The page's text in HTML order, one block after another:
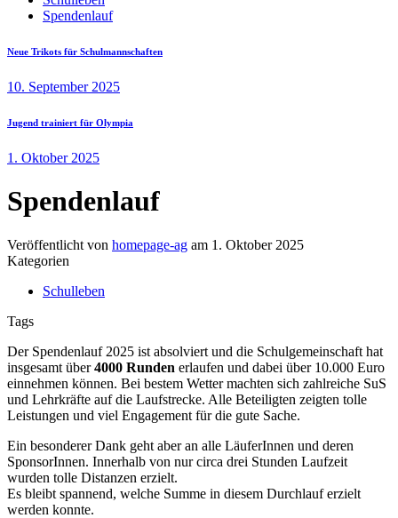
Spendenlauf
Neue Trikots für Schulmannschaften
10. September 2025
Jugend trainiert für Olympia
1. Oktober 2025
Spendenlauf
Veröffentlicht von homepage-ag am 1. Oktober 2025
Kategorien
Schulleben
Tags
Der Spendenlauf 2025 ist absolviert und die Schulgemeinschaft hat
insgesamt über4000 Runden erlaufen und dabei über 10.000 Euro
einnehmen können. Bei bestem Wetter machten sich zahlreiche SuS
und Lehrkräfte auf die Laufstrecke. Alle Beteiligten zeigten tolle
Leistungen und viel Engagement für die gute Sache.
Ein besonderer Dank geht aber an alle LäuferInnen und deren
SponsorInnen. Innerhalb von nur circa drei Stunden Laufzeit
wurden tolle Distanzen erzielt.
Es bleibt spannend, welche Summe in diesem Durchlauf erzielt
werden konnte.